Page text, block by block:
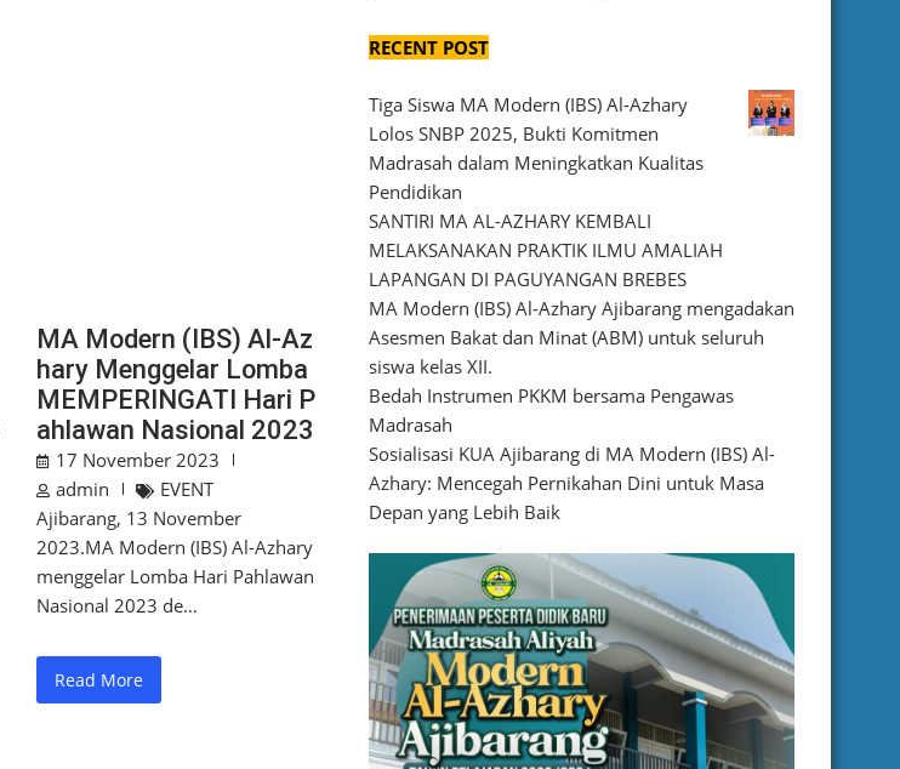
MA Modern (IBS) Al-Az
hary Menggelar Lomba
MEMPERINGATI Hari P
ahlawan Nasional 2023
17 November 2023
admin
EVENT
Ajibarang, 13 November
2023.MA Modern (IBS) Al-Azhary
menggelar Lomba Hari Pahlawan
Nasional 2023 de…
Read More
RECENT POST
Tiga Siswa MA Modern (IBS) Al-Azhary
Lolos SNBP 2025, Bukti Komitmen
Madrasah dalam Meningkatkan Kualitas
Pendidikan
SANTIRI MA AL-AZHARY KEMBALI
MELAKSANAKAN PRAKTIK ILMU AMALIAH
LAPANGAN DI PAGUYANGAN BREBES
MA Modern (IBS) Al-Azhary Ajibarang mengadakan
Asesmen Bakat dan Minat (ABM) untuk seluruh
siswa kelas XII.
Bedah Instrumen PKKM bersama Pengawas
Madrasah
Sosialisasi KUA Ajibarang di MA Modern (IBS) Al-
Azhary: Mencegah Pernikahan Dini untuk Masa
Depan yang Lebih Baik